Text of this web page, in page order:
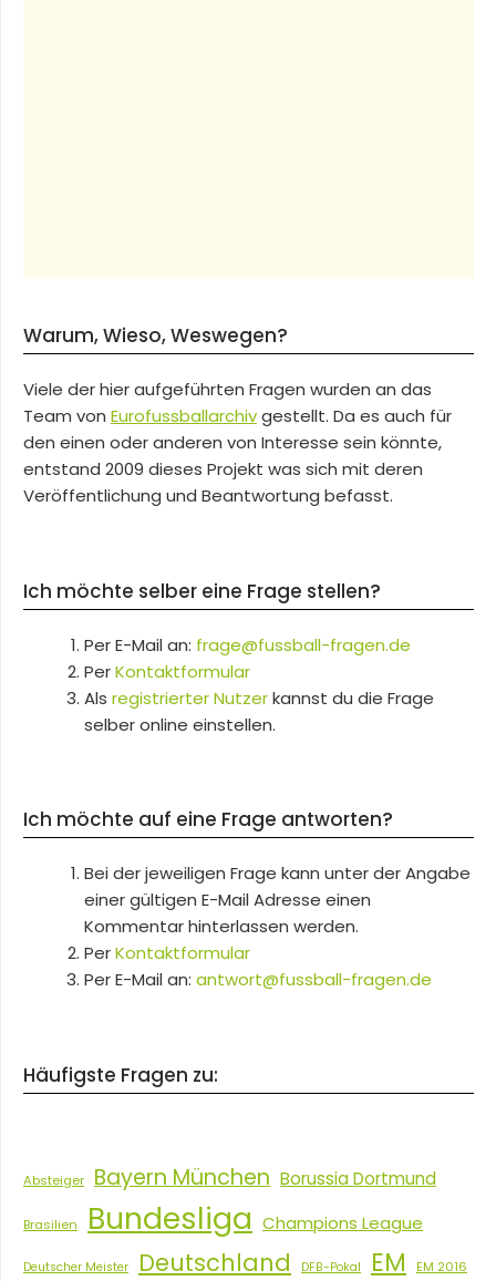
Warum, Wieso, Weswegen?
Viele der hier aufgeführten Fragen wurden an das
Team von Eurofussballarchivgestellt. Da es auch für
den einen oder anderen von Interesse sein könnte,
entstand 2009 dieses Projekt was sich mit deren
Veröffentlichung und Beantwortung befasst.
Ich möchte selber eine Frage stellen?
Per E-Mail an: frage@fussball-fragen.de
PerKontaktformular
Als registrierter Nutzerkannst du die Frage
selber online einstellen.
Ich möchte auf eine Frage antworten?
Bei der jeweiligen Frage kann unter der Angabe
einer gültigen E-Mail Adresse einen
Kommentar hinterlassen werden.
PerKontaktformular
Per E-Mail an: antwort@fussball-fragen.de
Häufigste Fragen zu:
Absteiger Bayern München Borussia Dortmund
Brasilien Bundesliga Champions League
Deutscher Meister Deutschland DFB-Pokal EM EM 2016